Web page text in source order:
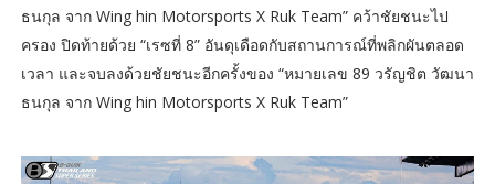
ธนกุล จาก Wing hin Motorsports X Ruk Team” คว้าชัยชนะไป
ครอง ปิดท้ายด้วย “เรซที่ 8” อันดุเดือดกับสถานการณ์ที่พลิกผันตลอด
เวลา และจบลงด้วยชัยชนะอีกครั้งของ “หมายเลข 89 วรัญชิต วัฒนา
ธนกุล จาก Wing hin Motorsports X Ruk Team”